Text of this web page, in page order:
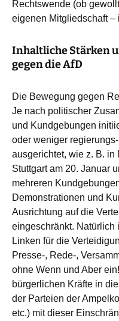
Rechtswende (ob
eigenen Mitgliedschaft –
Inhaltliche Stärken
gegen die AfD
Die Bewegung gegen
Je nach politischer
und Kundgebungen
oder weniger
ausgerichtet, wie z. B. in
Stuttgart am 20. Januar
mehreren
Demonstrationen und
Ausrichtung auf die
eingeschränkt. Natürlich
Linken für die
Presse-, Rede-,
ohne Wenn und Aber
bürgerlichen Kräfte in
der Parteien der
etc.) mit dieser